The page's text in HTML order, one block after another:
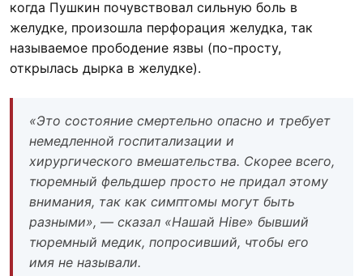
когда Пушкин почувствовал сильную боль в
желудке, произошла перфорация желудка, так
называемое прободение язвы (по-просту,
открылась дырка в желудке).
«Это состояние смертельно опасно и требует
немедленной госпитализации и
хирургического вмешательства. Скорее всего,
тюремный фельдшер просто не придал этому
внимания, так как симптомы могут быть
разными», — сказал «Нашай Ніве» бывший
тюремный медик, попросивший, чтобы его
имя не называли.